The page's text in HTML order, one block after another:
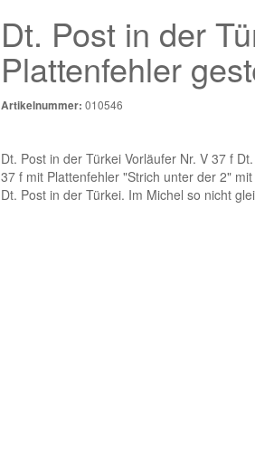
Dt. Post in der
Plattenfehler
Artikelnummer: 010546
Dt. Post in der Türkei Vorläufer Nr. V 37 f
37 f mit Plattenfehler "Strich unter der 2"
Dt. Post in der Türkei. Im Michel so nicht